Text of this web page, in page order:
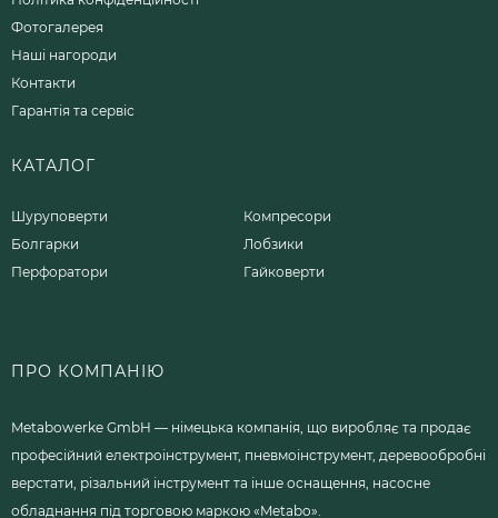
Фотогалерея
Наші нагороди
Контакти
Гарантія та сервіс
КАТАЛОГ
Шуруповерти
Болгарки
Перфоратори
Компресори
Лобзики
Гайковерти
ПРО КОМПАНІЮ
Metabowerke GmbH — німецька компанія, що виробляє та продає
професійний електроінструмент, пневмоінструмент, деревообробні
верстати, різальний інструмент та інше оснащення, насосне
обладнання під торговою маркою «Metabo».